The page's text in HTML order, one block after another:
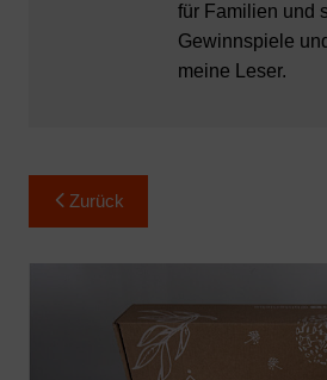
für Familien und
Gewinnspiele
meine Leser.
Beitragsnavigation
Zurück